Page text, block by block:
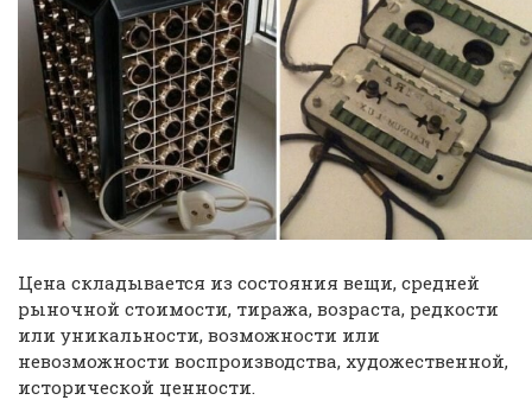
Цена складывается из состояния вещи, средней
рыночной стоимости, тиража, возраста, редкости
или уникальности, возможности или
невозможности воспроизводства, художественной,
исторической ценности.